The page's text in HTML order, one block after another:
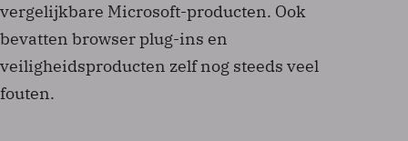
vergelijkbare Microsoft-producten. Ook
bevatten browser plug-ins en
veiligheidsproducten zelf nog steeds veel
fouten.